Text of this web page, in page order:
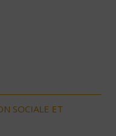
SOCIALE ET